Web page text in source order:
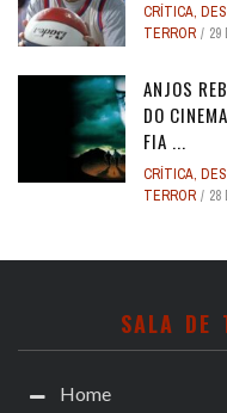
CRÍTICA,
TERROR
29
ANJOS
DO
FIA ...
CRÍTICA,
TERROR
28
SALA DE
Home